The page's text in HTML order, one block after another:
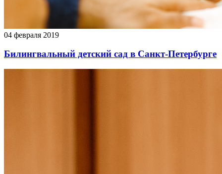
04 февраля 2019
Билингвальный детский сад в Санкт-Петербурге